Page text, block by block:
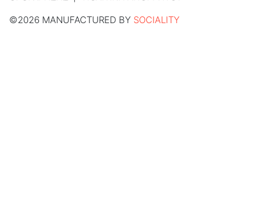
©2026 MANUFACTURED BY SOCIALITY